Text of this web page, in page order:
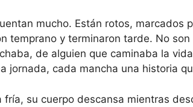
mucho. Están rotos, marcados
temprano y terminaron tarde. No
de alguien que caminaba la
jornada, cada mancha una historia
fría, su cuerpo descansa mientras